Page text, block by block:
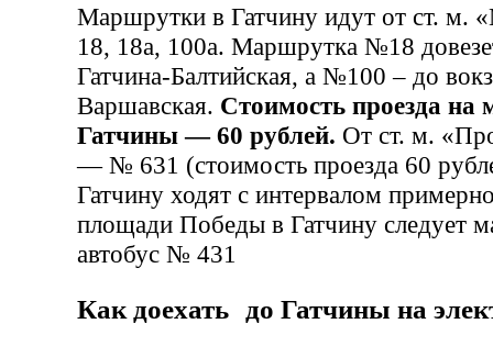
Маршрутки в Гатчину идут от ст. м.
18, 18а, 100а. Маршрутка №18
Гатчина-Балтийская, а №100 – до
Варшавская. Стоимость проезда на
Гатчины — 60 рублей. От ст. м.
— № 631 (стоимость проезда 60
Гатчину ходят с интервалом
площади Победы в Гатчину следует
автобус № 431
Как доехать до Гатчины на